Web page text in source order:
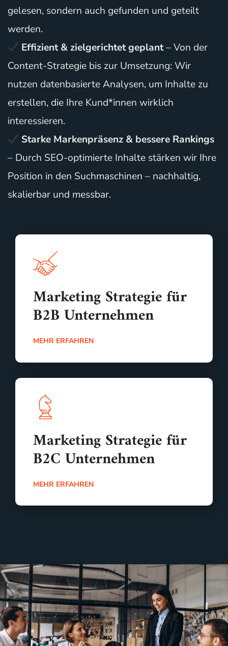
gelesen, sondern auch gefunden und geteilt
werden.
Effizient & zielgerichtet geplant– Von der
Content-Strategie bis zur Umsetzung: Wir
nutzen datenbasierte Analysen, um Inhalte zu
erstellen, die Ihre Kund*innen wirklich
interessieren.
Starke Markenpräsenz & bessere Rankings
– Durch SEO-optimierte Inhalte stärken wir Ihre
Position in den Suchmaschinen – nachhaltig,
skalierbar und messbar.
Marketing Strategie für
B2B Unternehmen
MEHR ERFAHREN
Marketing Strategie für
B2C Unternehmen
MEHR ERFAHREN